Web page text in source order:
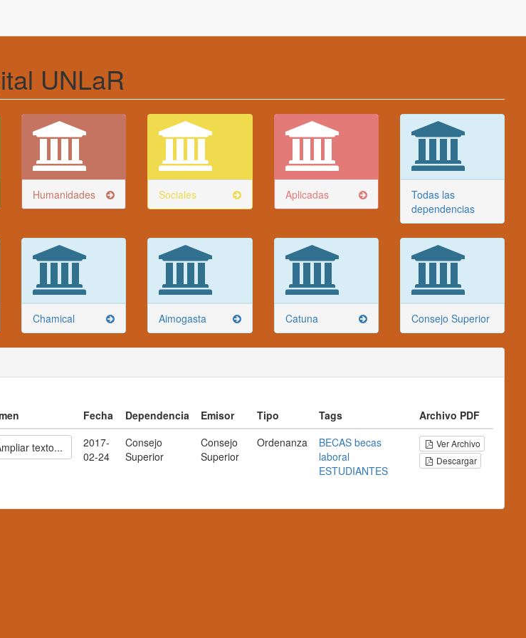
UNLaR
Humanidades Sociales Aplicadas
Todas las
dependencias
Chamical Aimogasta Catuna Consejo Superior
Fecha Dependencia Emisor Tipo Tags
Archivo PDF
texto...
2017-
02-24
Consejo
Superior
Consejo
Superior
Ordenanza BECAS becas
laboral
ESTUDIANTES
Ver Archivo
Descargar